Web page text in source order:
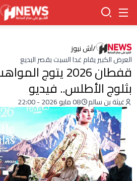
/آش نيوز
العرض الكبير يقام غدا السبت بقصر البديع
قفطان 2026
بثلوج الأطلس.. فيديو
غيثة بن سالم 08 مايو 2026 - 22:00